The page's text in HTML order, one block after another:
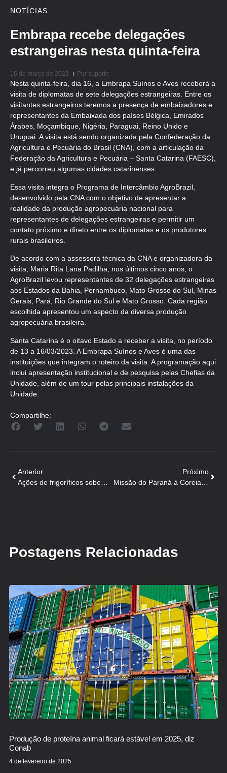
NOTÍCIAS
Embrapa recebe delegações
estrangeiras nesta quinta-feira
16 de março de 2023 Por suporte
Nesta quinta-feira, dia 16, a Embrapa Suínos e Aves receberá a
visita de diplomatas de sete delegações estrangeiras. Entre os
visitantes estrangeiros teremos a presença de embaixadores e
representantes da Embaixada dos países Bélgica, Emirados
Árabes, Moçambique, Nigéria, Paraguai, Reino Unido e
Uruguai. A visita está sendo organizada pela Confederação da
Agricultura e Pecuária do Brasil (CNA), com a articulação da
Federação da Agricultura e Pecuária – Santa Catarina (FAESC),
e já percorreu algumas cidades catarinenses.
Essa visita integra o Programa de Intercâmbio AgroBrazil,
desenvolvido pela CNA com o objetivo de apresentar a
realidade da produção agropecuária nacional para
representantes de delegações estrangeiras e permitir um
contato próximo e direto entre os diplomatas e os produtores
rurais brasileiros.
De acordo com a assessora técnica da CNA e organizadora da
visita, Maria Rita Lana Padilha, nos últimos cinco anos, o
AgroBrazil levou representantes de 32 delegações estrangeiras
aos Estados da Bahia, Pernambuco, Mato Grosso do Sul, Minas
Gerais, Pará, Rio Grande do Sul e Mato Grosso. Cada região
escolhida apresentou um aspecto da diversa produção
agropecuária brasileira.
Santa Catarina é o oitavo Estado a receber a visita, no período
de 13 a 16/03/2023. A Embrapa Suínos e Aves é uma das
instituições que integram o roteiro da visita. A programação aqui
inclui apresentação institucional e de pesquisa pelas Chefias da
Unidade, além de um tour pelas principais instalações da
Unidade.
Compartilhe:
Anterior
Próximo
Postagens Relacionadas
Produção de proteína animal ficará estável em 2025, diz
Conab
4 de fevereiro de 2025